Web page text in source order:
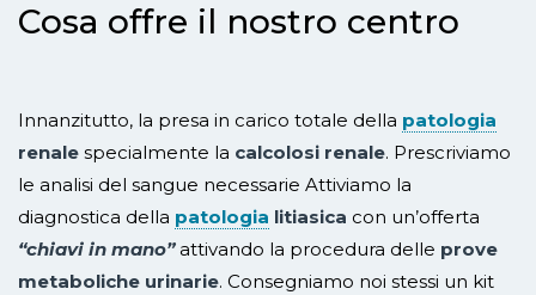
Cosa offre il nostro centro
Innanzitutto, la presa in carico totale della patologia
renale specialmente la calcolosi renale. Prescriviamo
le analisi del sangue necessarie Attiviamo la
diagnostica della patologia litiasica con un’offerta
“chiavi in mano”attivando la procedura delle prove
metaboliche urinarie. Consegniamo noi stessi un kit